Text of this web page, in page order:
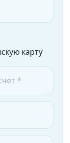
карту